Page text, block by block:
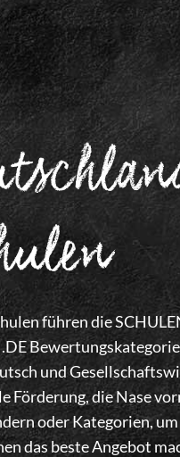
führen die
und
Förderung, die Nase
oder Kategorien,
das beste Angebot